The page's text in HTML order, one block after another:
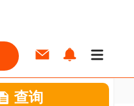
查询